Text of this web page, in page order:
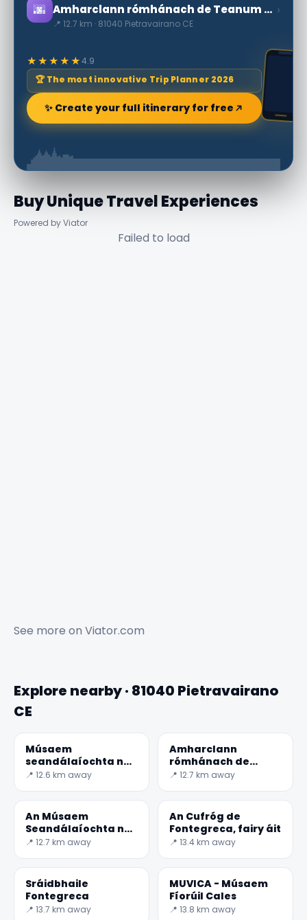
🌆 Amharclann rómhánach de Teanum Sidicinum
📍 12.7 km · 81040 Pietravairano CE
›
★★★★★4.9
🏆 The most innovative Trip Planner 2026
✨ Create your full itinerary for free
Buy Unique Travel Experiences
Powered by Viator
Failed to load
See more on Viator.com
Explore nearby · 81040 Pietravairano
CE
Músaem
seandálaíochta na
Teanum Sidicinum
📍 12.6 km away
Amharclann
rómhánach de
Teanum Sidicinum
📍 12.7 km away
An Músaem
Seandálaíochta na
Teano
📍 12.7 km away
An Cufróg de
Fontegreca, fairy áit
📍 13.4 km away
Sráidbhaile
Fontegreca
📍 13.7 km away
MUVICA - Músaem
Fíorúil Cales
📍 13.8 km away